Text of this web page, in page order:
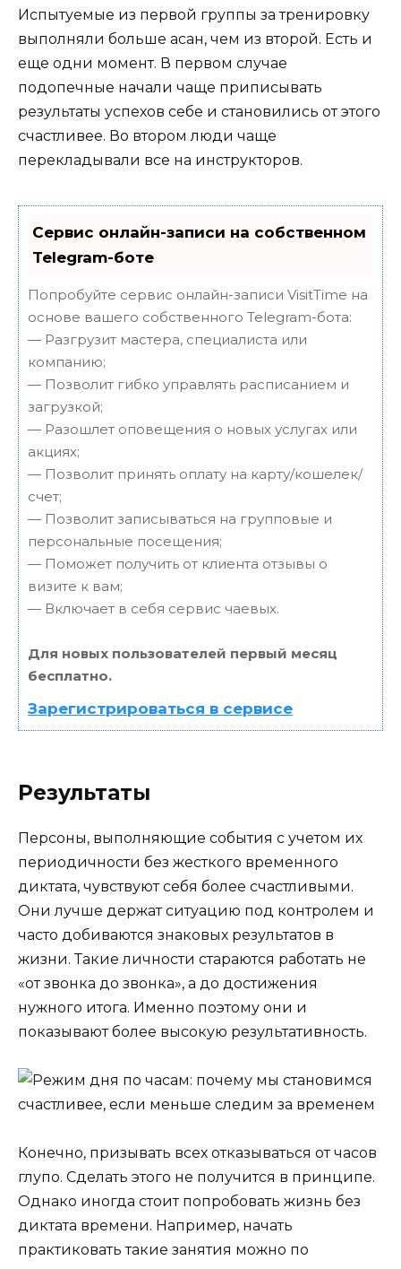
Испытуемые из первой группы за тренировку
выполняли больше асан, чем из второй. Есть и
еще одни момент. В первом случае
подопечные начали чаще приписывать
результаты успехов себе и становились от этого
счастливее. Во втором люди чаще
перекладывали все на инструкторов.
Сервис онлайн-записи на собственном
Telegram-боте
Попробуйте сервис онлайн-записи VisitTime на
основе вашего собственного Telegram-бота:
— Разгрузит мастера, специалиста или
компанию;
— Позволит гибко управлять расписанием и
загрузкой;
— Разошлет оповещения о новых услугах или
акциях;
— Позволит принять оплату на карту/кошелек/
счет;
— Позволит записываться на групповые и
персональные посещения;
— Поможет получить от клиента отзывы о
визите к вам;
— Включает в себя сервис чаевых.
Для новых пользователей первый месяц
бесплатно.
Зарегистрироваться в сервисе
Результаты
Персоны, выполняющие события с учетом их
периодичности без жесткого временного
диктата, чувствуют себя более счастливыми.
Они лучше держат ситуацию под контролем и
часто добиваются знаковых результатов в
жизни. Такие личности стараются работать не
«от звонка до звонка», а до достижения
нужного итога. Именно поэтому они и
показывают более высокую результативность.
Конечно, призывать всех отказываться от часов
глупо. Сделать этого не получится в принципе.
Однако иногда стоит попробовать жизнь без
диктата времени. Например, начать
практиковать такие занятия можно по